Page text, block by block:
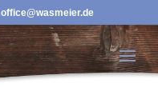
office@wasmeier.de